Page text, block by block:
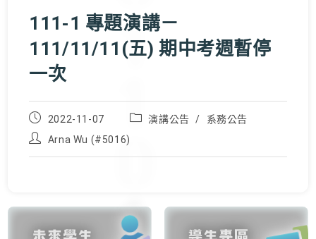
111-1 專題演講－
111/11/11(五) 期中考週暫停
一次
Post
published:
2022-11-07
Post
演講公告 /
系務公告
Post
Arna Wu (#5016)